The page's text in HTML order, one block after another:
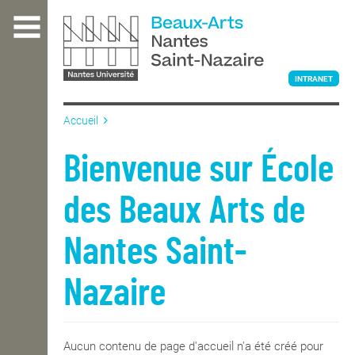
contenu
L'ÉCOLE
ENSEIGNEMENT
INTERNATIONAL
INTRANET
Accueil
Bienvenue sur École
des Beaux Arts de
Nantes Saint-
Nazaire
Aucun contenu de page d'accueil n'a été créé pour